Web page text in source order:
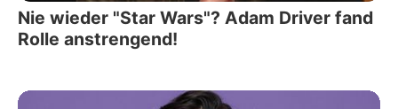
Nie wieder "Star Wars"? Adam Driver fand
Rolle anstrengend!